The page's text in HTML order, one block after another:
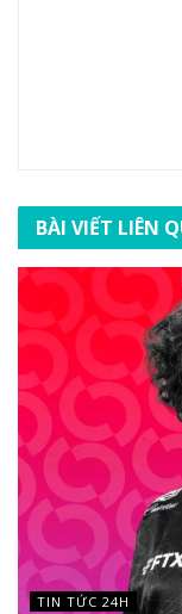
BÀI VIẾT LIÊN
TIN TỨC 24H